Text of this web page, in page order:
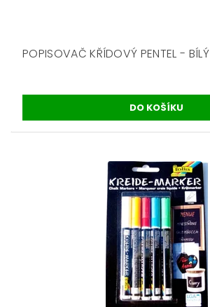
POPISOVAČ KŘÍDOVÝ PENTEL - BÍLÝ